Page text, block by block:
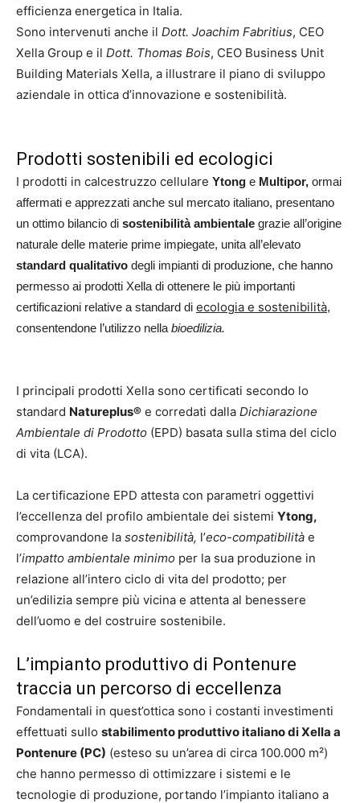
efficienza energetica in Italia.
Sono intervenuti anche il Dott. Joachim Fabritius, CEO
Xella Group e il Dott. Thomas Bois, CEO Business Unit
Building Materials Xella, a illustrare il piano di sviluppo
aziendale in ottica d’innovazione e sostenibilità.
Prodotti sostenibili ed ecologici
I prodotti in calcestruzzo cellulare Ytong e Multipor, ormai
affermati e apprezzati anche sul mercato italiano, presentano
un ottimo bilancio di sostenibilità ambientale grazie all’origine
naturale delle materie prime impiegate, unita all’elevato
standard qualitativo degli impianti di produzione, che hanno
permesso ai prodotti Xella di ottenere le più importanti
certificazioni relative a standard di ecologia e sostenibilità,
consentendone l’utilizzo nella bioedilizia.
I principali prodotti Xella sono certificati secondo lo
standard Natureplus® e corredati dalla Dichiarazione
Ambientale di Prodotto (EPD) basata sulla stima del ciclo
di vita (LCA).
La certificazione EPD attesta con parametri oggettivi
l’eccellenza del profilo ambientale dei sistemi Ytong,
comprovandone la sostenibilità, l’eco-compatibilità e
l’impatto ambientale minimo per la sua produzione in
relazione all’intero ciclo di vita del prodotto; per
un’edilizia sempre più vicina e attenta al benessere
dell’uomo e del costruire sostenibile.
L’impianto produttivo di Pontenure
traccia un percorso di eccellenza
Fondamentali in quest’ottica sono i costanti investimenti
effettuati sullo stabilimento produttivo italiano di Xella a
Pontenure (PC) (esteso su un’area di circa 100.000 m²)
che hanno permesso di ottimizzare i sistemi e le
tecnologie di produzione, portando l’impianto italiano a